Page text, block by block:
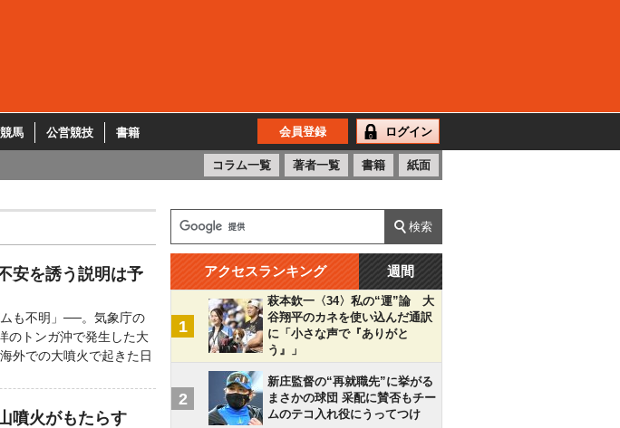
競馬 公営競技 書籍 会員登録 ログイン
コラム一覧 著者一覧 書籍 紙面
安を誘う説明は予
も不明」──。気象庁の
のトンガ沖で発生した大
外での大噴火で起きた日
噴火がもたらす
アクセスランキング 週間
1
萩本欽一〈34〉私の“運”論 大
谷翔平のカネを使い込んだ通訳
に「小さな声で『ありがと
う』」
2
新庄監督の“再就職先”に挙がる
まさかの球団 采配に賛否もチー
ムのテコ入れ役にうってつけ